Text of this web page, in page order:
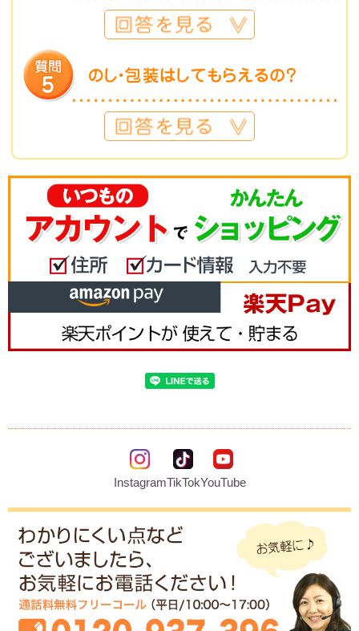
InstagramTikTokYouTube